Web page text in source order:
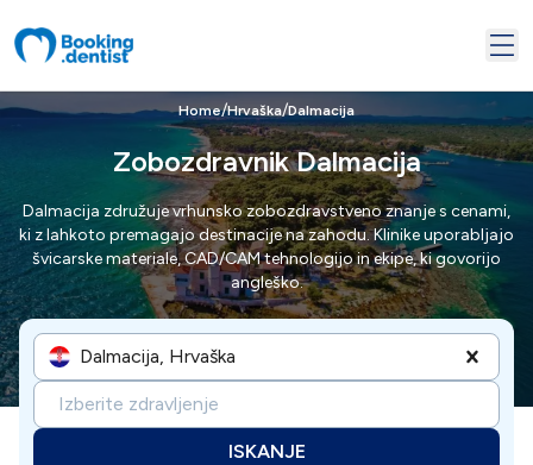
Home/Hrvaška/Dalmacija
Zobozdravnik Dalmacija
Dalmacija združuje vrhunsko zobozdravstveno znanje s cenami,
ki z lahkoto premagajo destinacije na zahodu. Klinike uporabljajo
švicarske materiale, CAD/CAM tehnologijo in ekipe, ki govorijo
angleško.
Dalmacija, Hrvaška
Izberite zdravljenje
ISKANJE